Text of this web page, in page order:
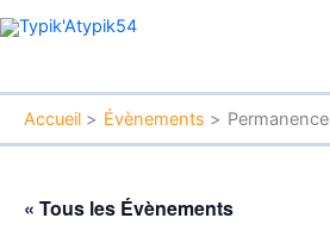
Aller
au
Accueil Évènements Permanence
« Tous les Évènements